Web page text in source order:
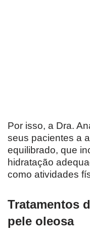
Por isso, a Dra.
seus pacientes a
equilibrado, que
hidratação
como atividades
Tratamentos
pele oleosa